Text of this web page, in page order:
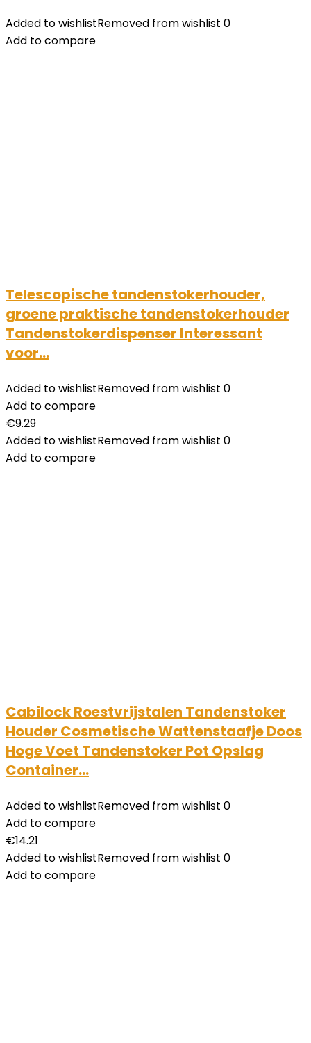
Added to wishlistRemoved from wishlist 0
Add to compare
Telescopische tandenstokerhouder,
groene praktische tandenstokerhouder
Tandenstokerdispenser Interessant
voor…
Added to wishlistRemoved from wishlist 0
Add to compare
€9.29
Added to wishlistRemoved from wishlist 0
Add to compare
Cabilock Roestvrijstalen Tandenstoker
Houder Cosmetische Wattenstaafje Doos
Hoge Voet Tandenstoker Pot Opslag
Container…
Added to wishlistRemoved from wishlist 0
Add to compare
€14.21
Added to wishlistRemoved from wishlist 0
Add to compare